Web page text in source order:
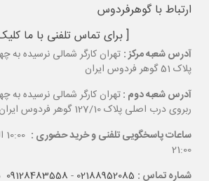
ارتباط با گوهرفردوس
[ برای تماس تلفنی با ما
آدرس شعبه مرکز : تهران کارگر شمالی نرسیده به
پلاک 51 گوهر فردوس ایران
آدرس شعبه دوم :تهران کارگر شمالی نرسیده به
ربروی درب اصلی پلاک 127/10 گوهر فردوس ایران
ساعات پاسخگویی تلفنی و خرید حضوری :
21:00
شماره تماس : 02188952085
-
09128483558